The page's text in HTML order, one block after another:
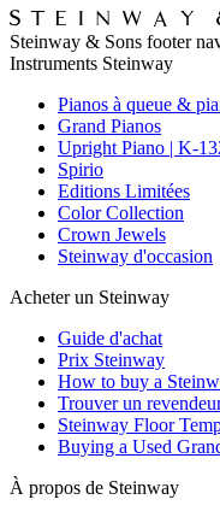
Steinway & Sons footer
Instruments Steinway
Pianos à queue &
Grand Pianos
Upright Piano | K-
Spirio
Editions Limitées
Color Collection
Crown Jewels
Steinway d'occasion
Acheter un Steinway
Guide d'achat
Prix Steinway
How to buy a
Trouver un
Steinway Floor
Buying a Used
À propos de Steinway